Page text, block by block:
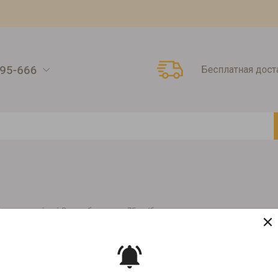
×
666 Бесплатная
чай Волшебные ночи 75г ж/б
ВОЛШЕБНЫЕ НОЧИ 75Г Ж/Б